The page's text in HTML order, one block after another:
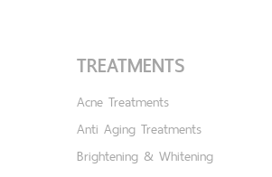
TREATMENTS
Acne Treatments
Anti Aging Treatments
Brightening & Whitening